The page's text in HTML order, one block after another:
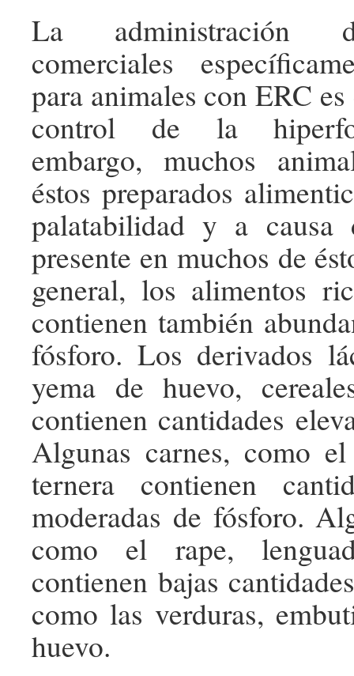
La administración
comerciales
para animales con ERC
control de la
embargo, muchos
éstos preparados
palatabilidad y a causa
presente en muchos de
general, los alimentos
contienen también
fósforo. Los derivados
yema de huevo,
contienen cantidades
Algunas carnes, como
ternera contienen
moderadas de fósforo.
como el rape,
contienen bajas
como las verduras,
huevo.